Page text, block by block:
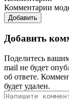
Комментарии
Добавить
Добавить
Поделитесь
mail не будет
об ответе.
будет удален.